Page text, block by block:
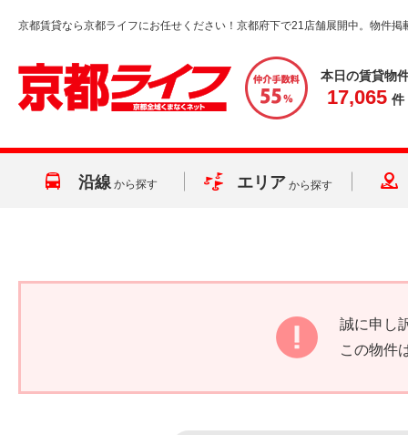
京都賃貸なら京都ライフにお任せください！京都府下で21店舗展開中。物件掲
本日の賃貸物
17,065 件
沿線 から探す エリア から探す
誠に申し
この物件